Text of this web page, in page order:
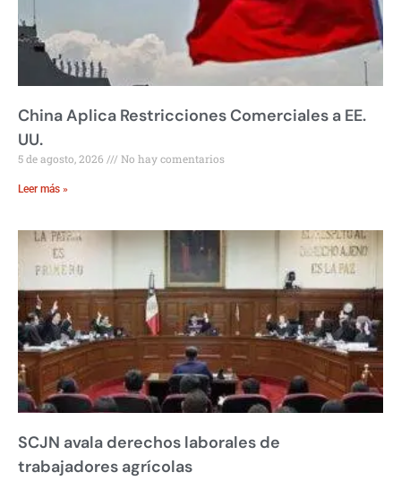
China Aplica Restricciones Comerciales a EE.
UU.
5 de agosto, 2026 No hay comentarios
Leer más »
SCJN avala derechos laborales de
trabajadores agrícolas